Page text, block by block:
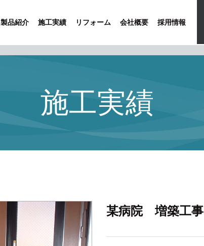
製品紹介 施工実績 リフォーム 会社概要 採用情報
施工実績
某病院 増築工事